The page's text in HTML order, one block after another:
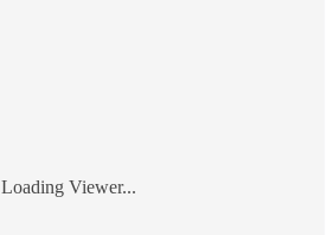
Loading Viewer...